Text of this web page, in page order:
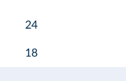
24
18